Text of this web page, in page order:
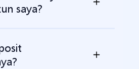
saya?